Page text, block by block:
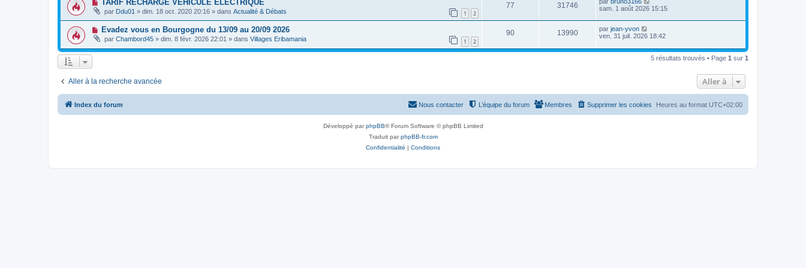
a
g
e
e
a
g
m
e
s
s
g
s
e
s
m
e
s
a
g
a
u
m
e
s
s
i
e
r
m
e
s
s
u
v
a
u
m
a
e
TARIF RECHARGE VEHICULE ELECTRIQUE
par Ddu01 » dim. 18 oct. 2020 20:16 » dans Actualité & Débats 1 2
77
é
p
o
s
31746V
u
e
s
e
n
i
e
m
e
sam. 1 août 2026 15:15
N
u
v
m
e
s
a
g
Evadez vous en Bourgogne du 13/09 au 20/09 2026
par Chambord45 » dim. 8 févr. 2026 22:01 » dans Villages Eribamania 1 2
90R
é
n
13990V
u
D
e
n
s
a
g
par jean-yvon
ven. 31 juil. 2026 18:42
5 résultats trouvés • Page 1 sur 1
Aller à la recherche avancée Aller à
Index du forum Heures au format UTC+02:00
Supprimer les cookies
Membres
L’équipe du forum
Nous contacter
Développé parphpBB® Forum Software © phpBB Limited
Traduit parphpBB-fr.com
Confidentialité | Conditions